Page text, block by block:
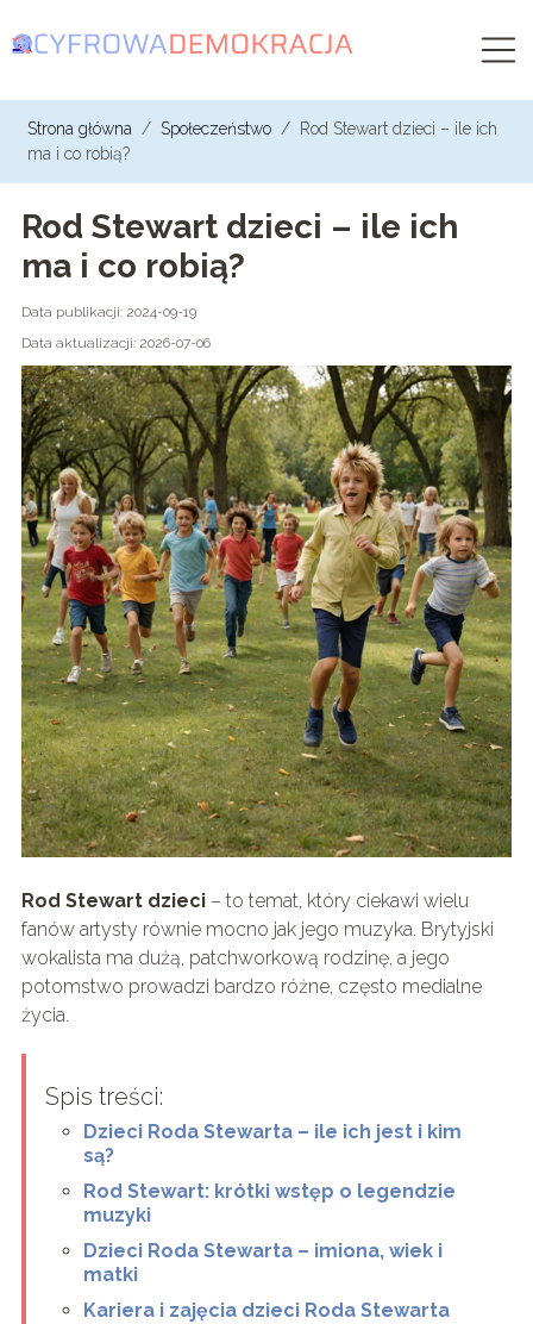
Strona główna / Społeczeństwo /
Rod Stewart dzieci – ile ich
ma i co robią?
Rod Stewart dzieci – ile ich
ma i co robią?
Data publikacji: 2024-09-19
Data aktualizacji: 2026-07-06
Rod Stewart dzieci– to temat, który ciekawi wielu
fanów artysty równie mocno jak jego muzyka. Brytyjski
wokalista ma dużą, patchworkową rodzinę, a jego
potomstwo prowadzi bardzo różne, często medialne
życia.
Spis treści:
Dzieci Roda Stewarta – ile ich jest i kim
są?
Rod Stewart: krótki wstęp o legendzie
muzyki
Dzieci Roda Stewarta – imiona, wiek i
matki
Kariera i zajęcia dzieci Roda Stewarta